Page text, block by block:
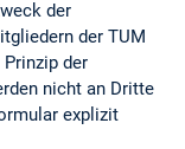
der
der TUM
der
nicht an Dritte
explizit